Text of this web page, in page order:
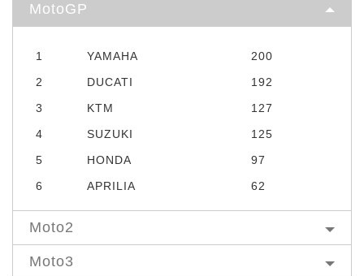
MotoGP
1 YAMAHA
200
2
DUCATI
192
3
KTM
127
4
SUZUKI
125
5
HONDA
97
6
APRILIA 62
Moto2
Moto3